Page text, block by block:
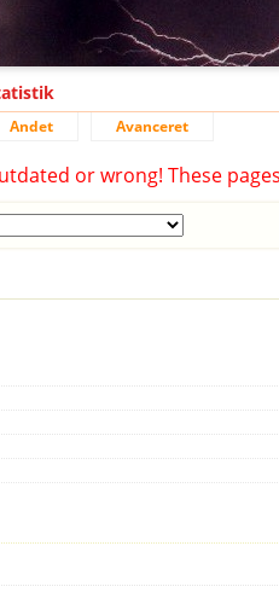
Andet Avanceret
or wrong! These